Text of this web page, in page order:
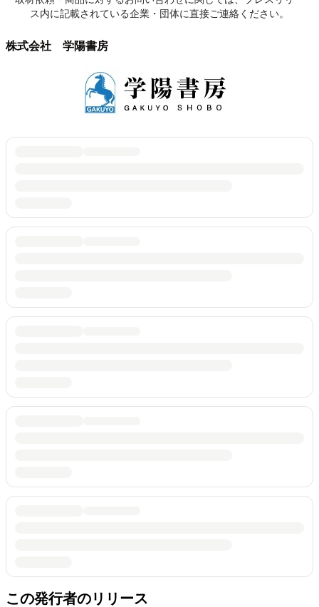
ス内に記載されている企業・団体に直接ご連絡ください。
株式会社 学陽書房
この発行者のリリース